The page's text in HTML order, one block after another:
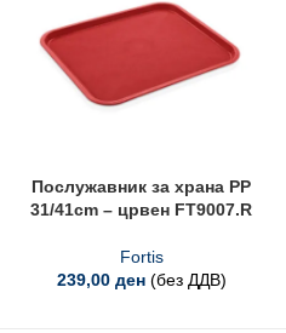
Послужавник за храна PP
31/41cm – црвен FT9007.R
Fortis
239,00 ден (без ДДВ)